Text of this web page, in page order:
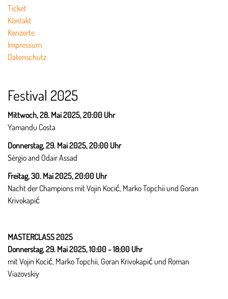
Ticket
Kontakt
Konzerte
Impressum
Datenschutz
Festival 2025
Mittwoch, 28. Mai 2025, 20:00 Uhr
Yamandu Costa
Donnerstag, 29. Mai 2025,20:00 Uhr
Sérgio and Odair Assad
Freitag, 30. Mai 2025,20:00 Uhr
Nacht der Champions mit Vojin Kocić, Marko Topchii und Goran
Krivokapić
MASTERCLASS 2025
Donnerstag, 29. Mai 2025,10:00 - 18:00 Uhr
mit Vojin Kocić, Marko Topchii, Goran Krivokapić und Roman
Viazovskiy